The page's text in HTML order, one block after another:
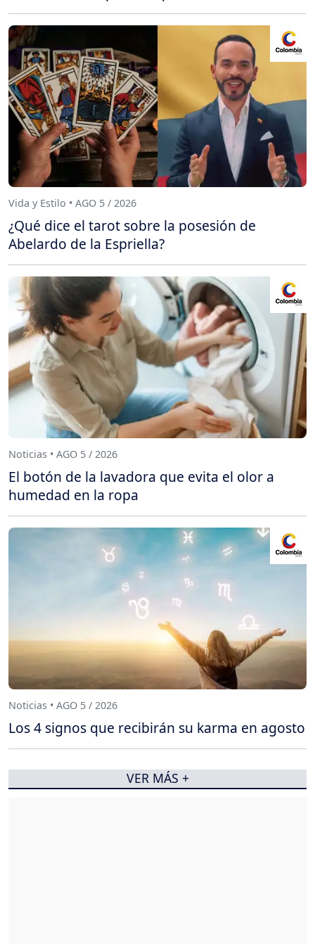
Vida y Estilo • AGO 5 / 2026
¿Qué dice el tarot sobre la posesión de
Abelardo de la Espriella?
Noticias • AGO 5 / 2026
El botón de la lavadora que evita el olor a
humedad en la ropa
Noticias • AGO 5 / 2026
Los 4 signos que recibirán su karma en agosto
VER MÁS +